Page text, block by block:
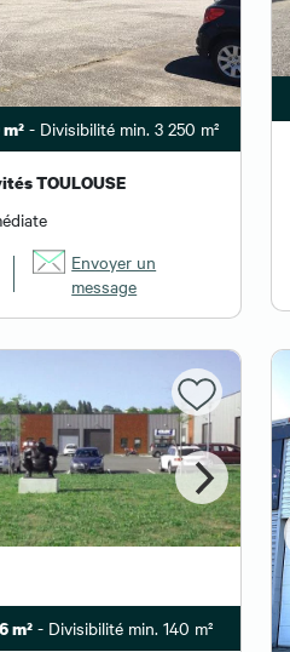
- Divisibilité min. 3 250 m²
TOULOUSE
Envoyer un
message
m²- Divisibilité min. 140 m²